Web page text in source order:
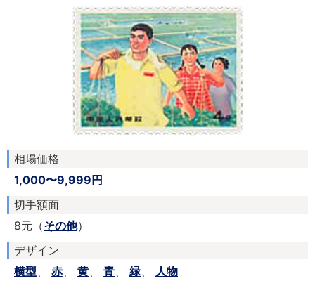
相場価格
1,000〜9,999円
切手額面
8元（その他）
デザイン
横型、 赤、 黄、 青、 緑、 人物